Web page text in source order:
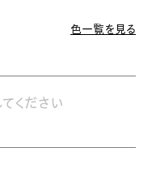
色一覧を見る
ください